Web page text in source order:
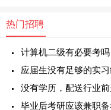
热门招聘
计算机二级有必要考吗
应届生没有足够的实
没有学历，配送行业
毕业后考研应该兼职